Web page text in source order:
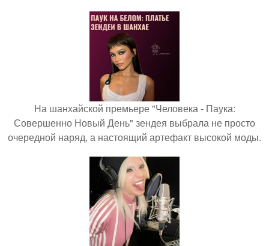
На шанхайской премьере "Человека - Паука:
Совершенно Новый День" зендея выбрала не просто
очередной наряд, а настоящий артефакт высокой моды.